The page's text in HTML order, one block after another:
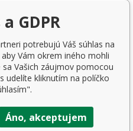
GDPR
potrebujú Váš súhlas na
Vám okrem iného mohli
Vašich záujmov pomocou
udelíte kliknutím na políčko
Áno, akceptujem